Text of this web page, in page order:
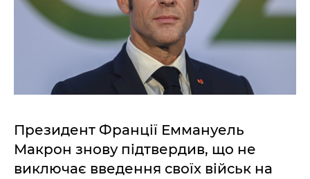
Президент Франції Еммануель
Макрон знову підтвердив, що не
виключає введення своїх військ на